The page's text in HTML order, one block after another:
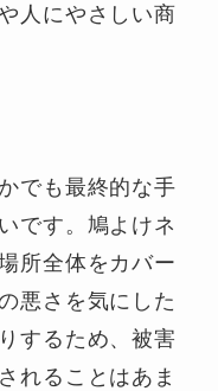
人にやさしい商
でも最終的な手
です。鳩よけネ
所全体をカバー
悪さを気にした
するため、被害
れることはあま